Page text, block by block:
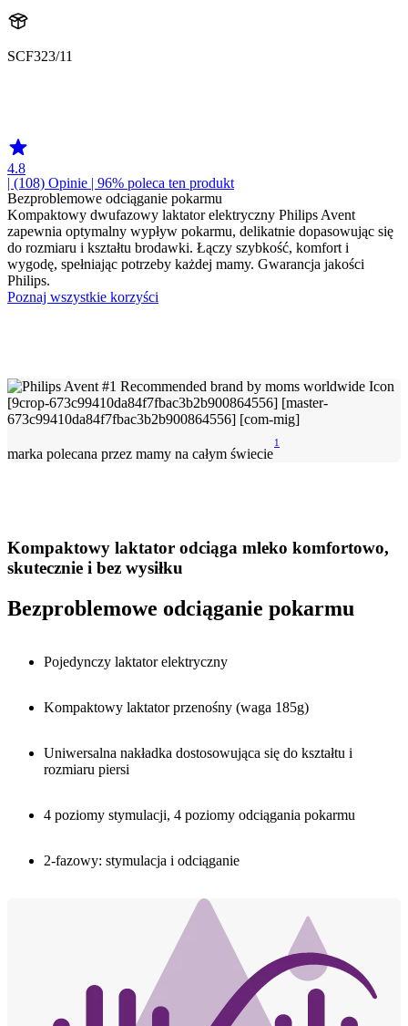
SCF323/11
4.8
| (108) Opinie | 96% poleca ten produkt
Bezproblemowe odciąganie pokarmu
Kompaktowy dwufazowy laktator elektryczny Philips Avent
zapewnia optymalny wypływ pokarmu, delikatnie dopasowując się
do rozmiaru i kształtu brodawki. Łączy szybkość, komfort i
wygodę, spełniając potrzeby każdej mamy. Gwarancja jakości
Philips.
Poznaj wszystkie korzyści
marka polecana przez mamy na całym świecie
1
Kompaktowy laktator odciąga mleko komfortowo,
skutecznie i bez wysiłku
Bezproblemowe odciąganie pokarmu
Pojedynczy laktator elektryczny
Kompaktowy laktator przenośny (waga 185g)
Uniwersalna nakładka dostosowująca się do kształtu i
rozmiaru piersi
4 poziomy stymulacji, 4 poziomy odciągania pokarmu
2-fazowy: stymulacja i odciąganie